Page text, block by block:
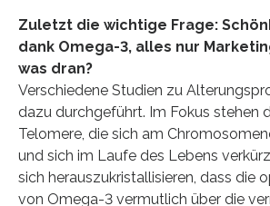
Zuletzt die wichtige Frage:
dank Omega-3, alles nur
was dran?
Verschiedene Studien zu
dazu durchgeführt. Im Fokus stehen
Telomere, die sich am
und sich im Laufe des Lebens
sich herauszukristallisieren, dass die
von Omega-3 vermutlich über die